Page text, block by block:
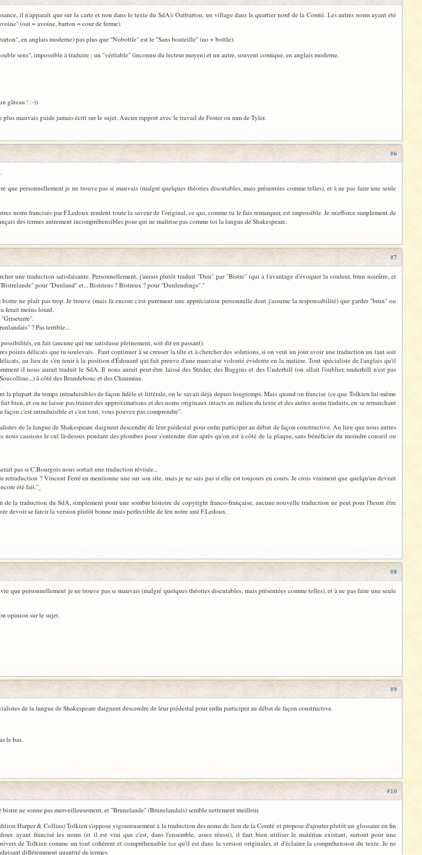
il n'apparaît que sur la carte et non dans le texte du SdA): Oatbarton, un village dans le quartier nord de la Comté. Les autres noms ayant été
(oat = avoine, barton = cour de ferme).
en anglais moderne) pas plus que "Nobottle" est le "Sans bouteille" (no + bottle).
sens", impossible à traduire : un "véritable" (inconnu du lecteur moyen) et un autre, souvent comique, en anglais moderne.
gâteau ! :-))
mauvais guide jamais écrit sur le sujet. Aucun rapport avec le travail de Foster ou mm de Tyler.
#6
que personnellement je ne trouve pas si mauvais (malgré quelques théories discutables, mais présentées comme telles), et à ne pas faire une seule
noms francisés par F.Ledoux rendent toute la saveur de l'original, ce qui, comme tu le fais remarquer, est impossible. Je m'efforce simplement de
des termes autrement incompréhensibles pour qui ne maîtrise pas comme toi la langue de Shakespeare.
#7
une traduction satisfaisante. Personnellement, j'aurais plutôt traduit "Dun" par "Bistre" (qui a l'avantage d'évoquer la couleur, brun noirâtre, et
pour "Dunland" et... Bistriens ? Bistreux ? pour "Dunlendings"."
ne plaît pas trop. Je trouve (mais là encore c'est purement une appréciation personnelle dont j'assume la responsabilité) que garder "brun" ou
ferait moins lourd.
? Pas terrible...
en fait (aucune qui me satisfasse pleinement, soit dit en passant).
points délicats que tu soulevais. Faut continuer à se creuser la tête et à chercher des solutions, si on veut un jour avoir une traduction un tant soit
au lieu de s'en tenir à la position d'Édouard qui fait preuve d'une mauvaise volonté évidente en la matière. Tout spécialiste de l'anglais qu'il
il nous aurait traduit le SdA. Il nous aurait peut-être laissé des Strider, des Baggins et des Underhill (on allait l'oublier, underhill n'est pas
â côté des Brandebouc et des Chaumine.
la plupart du temps intraduisibles de façon fidèle et littérale, on le savait déjà depuis longtemps. Mais quand on francise (ce que Tolkien lui-même
bien, et on ne laisse pas trainer des approximations et des noms originaux intacts au milieu du texte et des autres noms traduits, en se retranchant
façon c'est intraduisible et c'est tout, vous pouvez pas comprendre".
de la langue de Shakespeare daignent descendre de leur piédestal pour enfin participer au débat de façon constructive. Au lieu que nous autres
nous cassions le cul là-dessus pendant des plombes pour s'entendre dire après qu'on est à côté de la plaque, sans bénéficier du moindre conseil ou
pas si C.Bourgois nous sortait une traduction révisée...
retraduction ? Vincent Ferré en mentionne une sur son site, mais je ne sais pas si elle est toujours en cours. Je crois vraiment que quelqu'un devrait
été fait."¸
de la traduction du SdA, simplement pour une sombre histoire de copyright franco-française, aucune nouvelle traduction ne peut pour l'heure être
devoir se farcir la version plutôt bonne mais perfectible de feu notre ami F.Ledoux.
#8
que personnellement je ne trouve pas si mauvais (malgré quelques théories discutables, mais présentées comme telles), et à ne pas faire une seule
opinion sur le sujet.
#9
de la langue de Shakespeare daignent descendre de leur piédestal pour enfin participer au débat de façon constructive.
le bas.
#10
ne sonne pas merveilleusement, et "Brunelande" (Brunelandais) semble nettement meilleur.
Harper & Collins) Tolkien s'oppose vigoureusement à la traduction des noms de lieu de la Comté et propose d'ajouter plutôt un glossaire en fin
ayant francisé les noms (et il est vrai que c'est, dans l'ensemble, assez réussi), il faut bien utiliser le matériau existant, surtout pour une
de Tolkien comme un tout cohérent et compréhensible (ce qu'il est dans la version originale), et d'éclairer la compréhension du texte. Je ne
différemment quantité de termes.